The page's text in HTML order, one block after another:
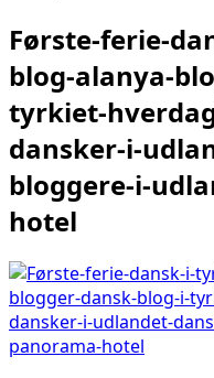
Første-ferie-
blog-alanya-
tyrkiet-
dansker-i-
bloggere-i-
hotel